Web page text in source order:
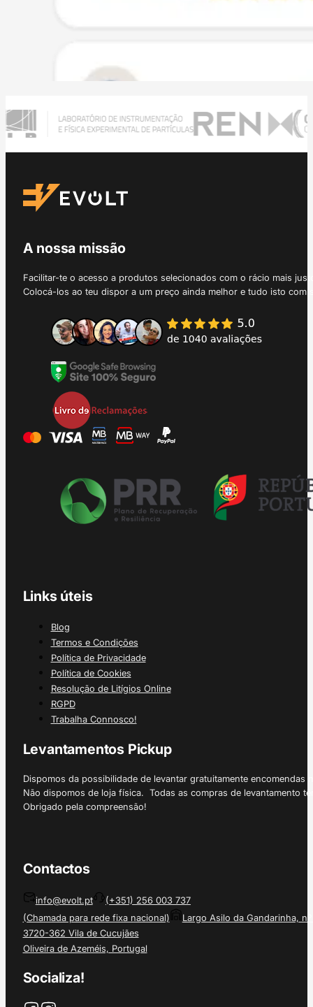
A nossa missão
Facilitar-te o acesso a produtos selecionados com o rácio mais
Colocá-los ao teu dispor a um preço ainda melhor e tudo isto
Links úteis
Blog
Termos e Condições
Política de Privacidade
Política de Cookies
Resolução de Litígios Online
RGPD
Trabalha Connosco!
Levantamentos Pickup
Dispomos da possibilidade de levantar gratuitamente
Não dispomos de loja física. Todas as compras de levantamento
Obrigado pela compreensão!
Contactos
info@evolt.pt
(+351) 256 003 737
(Chamada para rede fixa nacional)
Largo Asilo da Gandarinha, nº
3720-362 Vila de Cucujães
Oliveira de Azeméis, Portugal
Socializa!